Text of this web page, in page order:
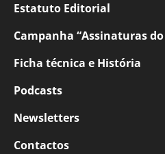
Estatuto Editorial
Campanha “Assinaturas
Ficha técnica e História
Podcasts
Newsletters
Contactos